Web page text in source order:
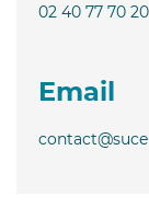
02 40 77 70 20
Email